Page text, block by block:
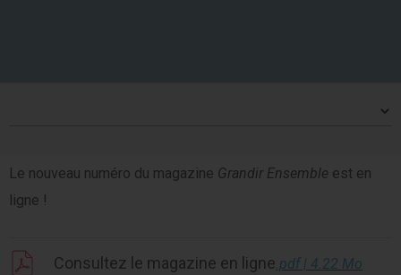
Le nouveau numéro du magazine Grandir Ensemble est en
ligne !
Consultez le magazine en ligne .pdf | 4.22 Mo